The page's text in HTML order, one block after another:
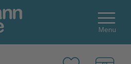
Menu